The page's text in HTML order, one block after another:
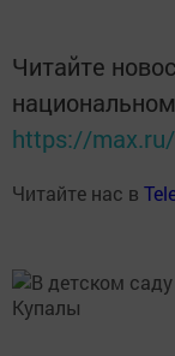
Читайте
https://
Читайте нас в